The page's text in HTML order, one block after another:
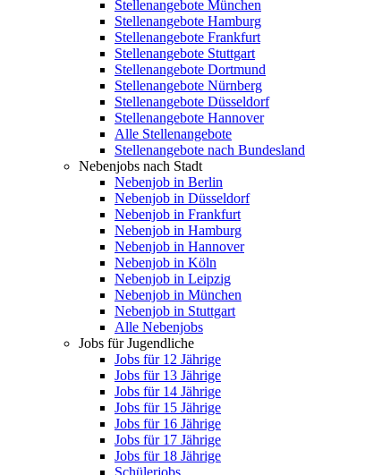
Stellenangebote München
Stellenangebote Hamburg
Stellenangebote Frankfurt
Stellenangebote Stuttgart
Stellenangebote Dortmund
Stellenangebote Nürnberg
Stellenangebote Düsseldorf
Stellenangebote Hannover
Alle Stellenangebote
Stellenangebote nach Bundesland
Nebenjobs nach Stadt
Nebenjob in Berlin
Nebenjob in Düsseldorf
Nebenjob in Frankfurt
Nebenjob in Hamburg
Nebenjob in Hannover
Nebenjob in Köln
Nebenjob in Leipzig
Nebenjob in München
Nebenjob in Stuttgart
Alle Nebenjobs
Jobs für Jugendliche
Jobs für 12 Jährige
Jobs für 13 Jährige
Jobs für 14 Jährige
Jobs für 15 Jährige
Jobs für 16 Jährige
Jobs für 17 Jährige
Jobs für 18 Jährige
Schülerjobs